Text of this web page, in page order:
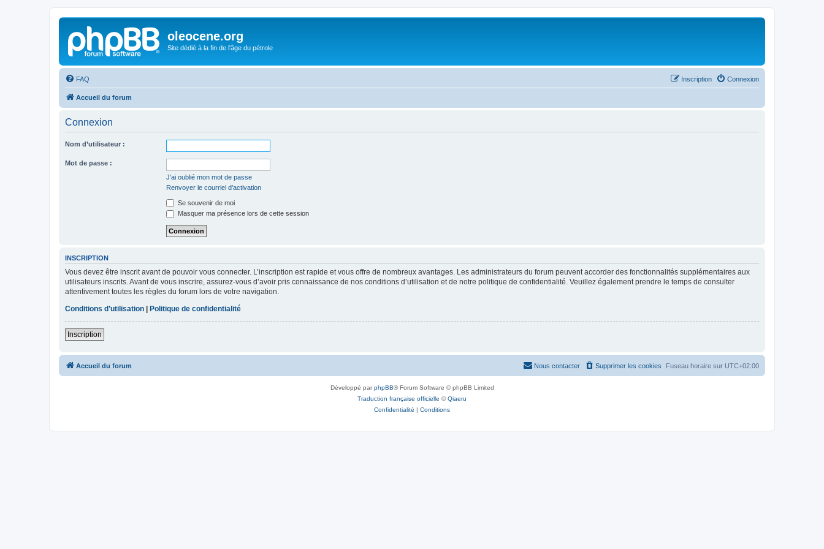
oleocene.org
Site dédié à la fin de l'âge du pétrole
FAQ Connexion
Inscription
Accueil du forum
Connexion
Nom d’utilisateur :
Mot de passe :
J’ai oublié mon mot de passe
Renvoyer le courriel d’activation
Se souvenir de moi
Masquer ma présence lors de cette session
INSCRIPTION
Vous devez être inscrit avant de pouvoir vous connecter. L’inscription est rapide et vous offre de nombreux avantages. Les administrateurs du forum peuvent accorder des fonctionnalités supplémentaires aux
utilisateurs inscrits. Avant de vous inscrire, assurez-vous d’avoir pris connaissance de nos conditions d’utilisation et de notre politique de confidentialité. Veuillez également prendre le temps de consulter
attentivement toutes les règles du forum lors de votre navigation.
Conditions d’utilisation
Politique de confidentialité
Inscription
Accueil du forum Fuseau horaire sur UTC+02:00
Supprimer les cookies
Nous contacter
Développé parphpBB® Forum Software © phpBB Limited
Traduction française officielle ©Qiaeru
Confidentialité | Conditions